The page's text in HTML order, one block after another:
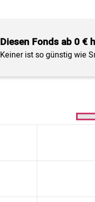
Diesen Fonds ab 0 €
Keiner ist so günstig wie